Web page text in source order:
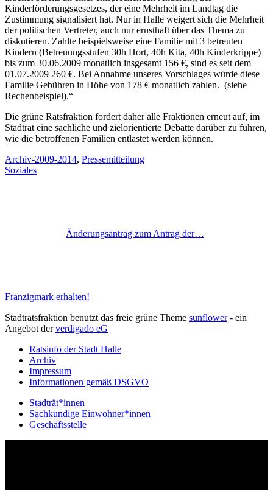
Kinderförderungsgesetzes, der eine Mehrheit im Landtag die
Zustimmung signalisiert hat. Nur in Halle weigert sich die Mehrheit
der politischen Vertreter, auch nur ernsthaft über das Thema zu
diskutieren. Zahlte beispielsweise eine Familie mit 3 betreuten
Kindern (Betreuungsstufen 30h Hort, 40h Kita, 40h Kinderkrippe)
bis zum 30.06.2009 monatlich insgesamt 156 €, sind es seit dem
01.07.2009 260 €. Bei Annahme unseres Vorschlages würde diese
Familie Gebühren in Höhe von 178 € monatlich zahlen. (siehe
Rechenbeispiel).“
Die grüne Ratsfraktion fordert daher alle Fraktionen erneut auf, im
Stadtrat eine sachliche und zielorientierte Debatte darüber zu führen,
wie die betroffenen Familien entlastet werden können.
Archiv-2009-2014, Pressemitteilung
Soziales
Änderungsantrag zum Antrag der…
Franzigmark erhalten!
Stadtratsfraktion benutzt das freie grüne Theme sunflower‐ ein
Angebot derverdigado eG
Ratsinfo der Stadt Halle
Archiv
Impressum
Informationen gemäß DSGVO
Stadträt*innen
Sachkundige Einwohner*innen
Geschäftsstelle